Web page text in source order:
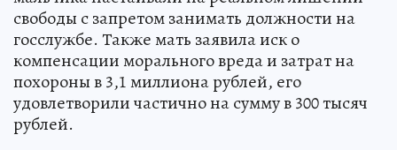
свободы с запретом занимать должности на
госслужбе. Также мать заявила иск о
компенсации морального вреда и затрат на
похороны в 3,1 миллиона рублей, его
удовлетворили частично на сумму в 300 тысяч
рублей.